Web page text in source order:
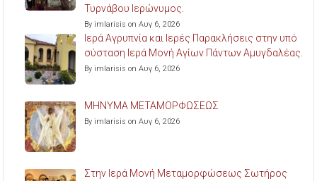
Τυρνάβου Ιερώνυμος.
By imlarisis on Αυγ 6, 2026
Ιερά Αγρυπνία και Ιερές Παρακλήσεις στην υπό
σύσταση Ιερά Μονή Αγίων Πάντων Αμυγδαλέας.
By imlarisis on Αυγ 6, 2026
ΜΗΝΥΜΑ ΜΕΤΑΜΟΡΦΩΣΕΩΣ
By imlarisis on Αυγ 6, 2026
Στην Ιερά Μονή Μεταμορφώσεως Σωτήρος